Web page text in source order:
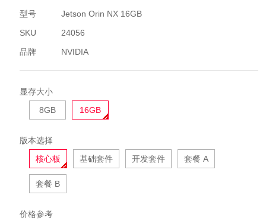
型号
Jetson Orin NX 16GB
SKU
24056
品牌
NVIDIA
显存大小
8GB
16GB
版本选择
核心板
基础套件 开发套件 套餐 A
套餐 B
价格参考